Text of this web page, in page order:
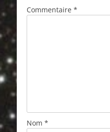
Commentaire *
Nom *